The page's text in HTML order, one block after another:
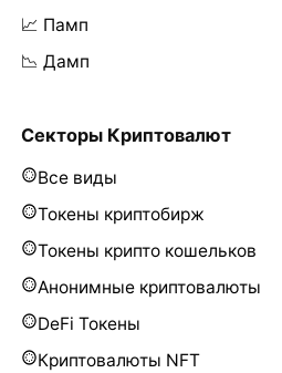
📈 Памп
📉 Дамп
Секторы Криптовалют
Все виды
Токены криптобирж
Токены крипто кошельков
Анонимные криптовалюты
DeFi Токены
Криптовалюты NFT